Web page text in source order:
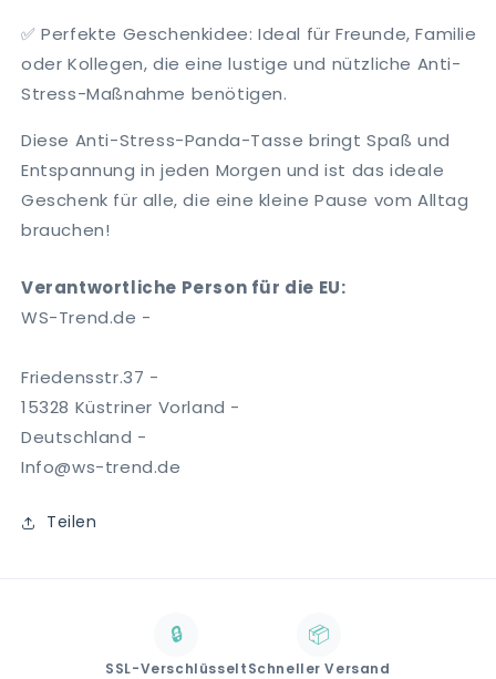
✅ Perfekte Geschenkidee: Ideal für Freunde, Familie
oder Kollegen, die eine lustige und nützliche Anti-
Stress-Maßnahme benötigen.
Diese Anti-Stress-Panda-Tasse bringt Spaß und
Entspannung in jeden Morgen und ist das ideale
Geschenk für alle, die eine kleine Pause vom Alltag
brauchen!
Verantwortliche Person für die EU:
WS-Trend.de -
Friedensstr.37 -
15328 Küstriner Vorland -
Deutschland -
Info@ws-trend.de
Teilen
🔒
SSL-Verschlüsselt
📦
Schneller Versand